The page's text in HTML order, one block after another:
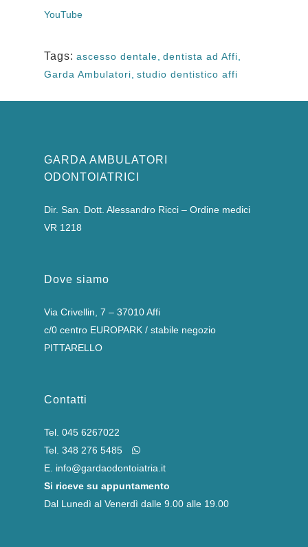
YouTube
Tags: ascesso dentale, dentista ad Affi,
Garda Ambulatori, studio dentistico affi
GARDA AMBULATORI
ODONTOIATRICI
Dir. San. Dott. Alessandro Ricci – Ordine medici
VR 1218
Dove siamo
Via Crivellin, 7 – 37010 Affi
c/0 centro EUROPARK / stabile negozio
PITTARELLO
Contatti
Tel. 045 6267022
Tel. 348 276 5485
E. info@gardaodontoiatria.it
Si riceve su appuntamento
Dal Lunedì al Venerdì dalle 9.00 alle 19.00